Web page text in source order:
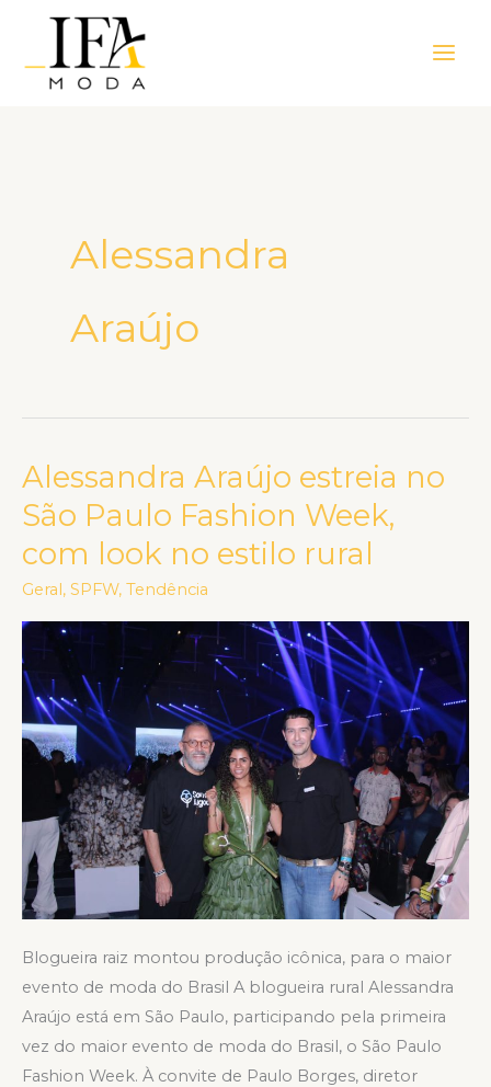
Menu
Alessandra
Araújo
Alessandra Araújo estreia no
São Paulo Fashion Week,
com look no estilo rural
Geral , SPFW, Tendência
Blogueira raiz montou produção icônica, para o maior
evento de moda do Brasil A blogueira rural Alessandra
Araújo está em São Paulo, participando pela primeira
vez do maior evento de moda do Brasil, o São Paulo
Fashion Week. À convite de Paulo Borges, diretor
Alessandra
Araújo
estreia
no
São
Paulo
Fashion
Week,
com
look
estilo
rural